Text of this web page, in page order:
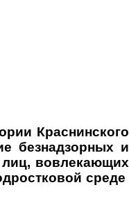
Краснинского
безнадзорных и
лиц, вовлекающих
среде